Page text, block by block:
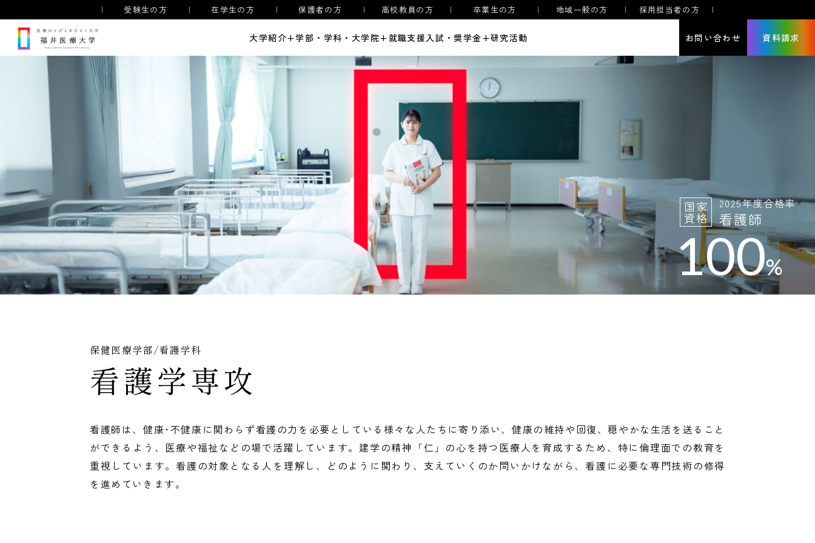
大学紹介+
医療のとびらをひらく学び 理事長・学長メッセージ 教員紹介
アクセス
センター教育・看護師特定行為研修
学部・学科・大学院+
理学療法学専攻
理学療法学専攻
アスレティックトレーナー
併修コース
作業療法学専攻 言語聴覚学専攻
養護教諭コース
就職支援 入試・奨学金+
奨学金制度 入試情報 キャリアサポート
学生募集要項
入学手続き
研究活動 お問い合わせ 資料請求
受験生の方 在学生の方 保護者の方 高校教員の方 卒業生の方 地域一般の方 採用担当者の方
国家
資格
2025年度合格率
看護師
100%
保健医療学部/看護学科
看護学専攻
看護師は、健康･不健康に関わらず看護の力を必要としている様々な人たちに寄り添い、健康の維持や回復、穏やかな生活を送ること
ができるよう、医療や福祉などの場で活躍しています。建学の精神「仁」の心を持つ医療人を育成するため、特に倫理面での教育を
重視しています。看護の対象となる人を理解し、どのように関わり、支えていくのか問いかけながら、看護に必要な専門技術の修得
を進めていきます。